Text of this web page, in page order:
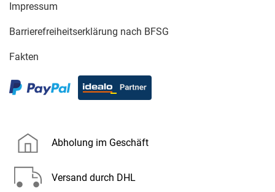
Impressum
Barrierefreiheitserklärung nach BFSG
Fakten
Abholung im Geschäft
Versand durch DHL